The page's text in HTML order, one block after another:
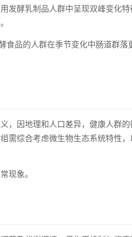
发酵乳制品人群中呈现双峰变化特
食品的人群在季节变化中肠道群落
，因地理和人口差异，健康人群的
需综合考虑微生物生态系统特性
现象。